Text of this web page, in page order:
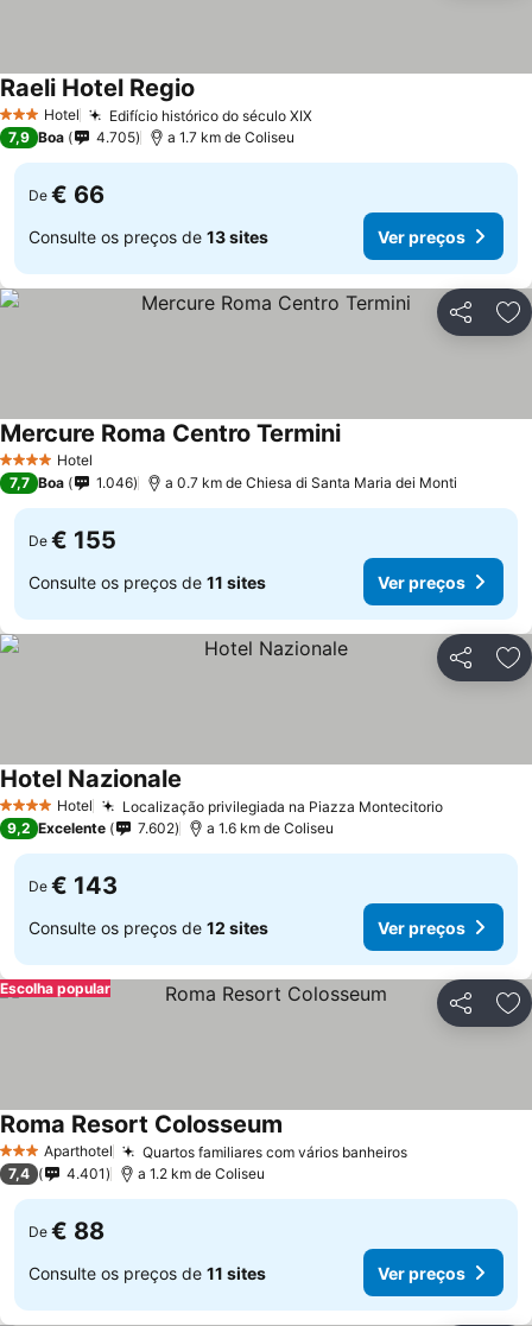
3 EstrelasHotel Edifício histórico do século XIX
Raeli Hotel Regio
7,9 Boa 4.705 a 1.7 km de Coliseu
De € 66
Consulte os preços de 13 sites Ver preços
Partilhar
4 EstrelasHotel
Mercure Roma Centro Termini
7,7 Boa 1.046 a 0.7 km de Chiesa di Santa Maria dei Monti
De € 155
Consulte os preços de 11 sites Ver preços
Partilhar
4 EstrelasHotel Localização privilegiada na Piazza Montecitorio
Hotel Nazionale
9,2 Excelente 7.602 a 1.6 km de Coliseu
De € 143
Consulte os preços de 12 sites Ver preços
Partilhar
Escolha popular
3 EstrelasAparthotel Quartos familiares com vários banheiros
Roma Resort Colosseum
7,4 4.401 a 1.2 km de Coliseu
De € 88
Consulte os preços de 11 sites Ver preços